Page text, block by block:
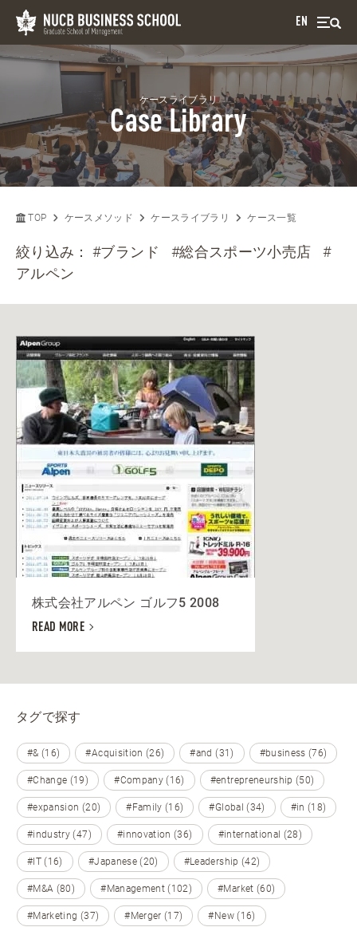
EN
ケースライブラリ
Case Library
TOP ケースメソッド ケースライブラリ ケース一覧
絞り込み：#ブランド #総合スポーツ小売店
#
アルペン
株式会社アルペン ゴルフ5 2008
READ MORE
タグで探す
#& (16) #Acquisition (26) #and (31) #business (76)
#Change (19) #Company (16) #entrepreneurship (50)
#expansion (20) #Family (16) #Global (34) #in (18)
#industry (47) #innovation (36) #international (28)
#IT (16) #Japanese (20) #Leadership (42)
#M&A (80) #Management (102) #Market (60)
#Marketing (37) #Merger (17) #New (16)